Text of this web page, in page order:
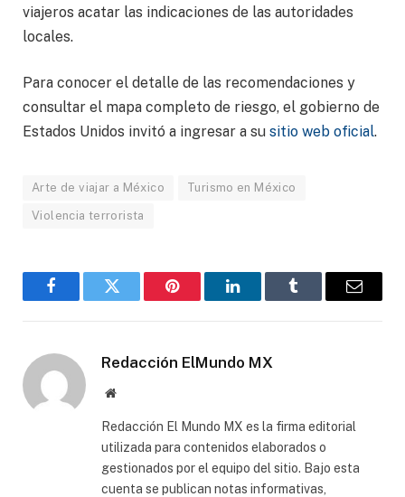
viajeros acatar las indicaciones de las autoridades
locales.
Para conocer el detalle de las recomendaciones y
consultar el mapa completo de riesgo, el gobierno de
Estados Unidos invitó a ingresar a su sitio web oficial.
Arte de viajar a México Turismo en México
Violencia terrorista
FacebookGorjeo Pinterest LinkedInTumblr
Correo
Redacción ElMundo MX
Sitio
Redacción El Mundo MX es la firma editorial
utilizada para contenidos elaborados o
gestionados por el equipo del sitio. Bajo esta
cuenta se publican notas informativas,